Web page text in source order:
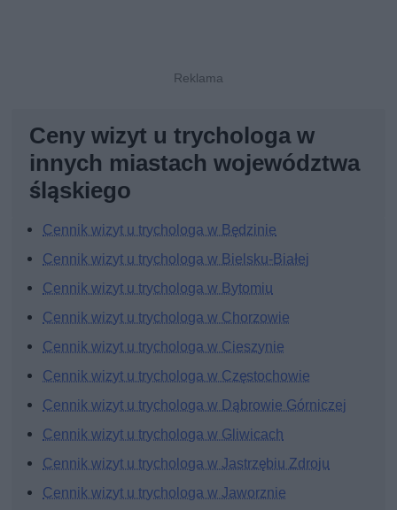
Ceny wizyt u trychologa w
innych miastach województwa
śląskiego
Cennik wizyt u trychologa w Będzinie
Cennik wizyt u trychologa w Bielsku-Białej
Cennik wizyt u trychologa w Bytomiu
Cennik wizyt u trychologa w Chorzowie
Cennik wizyt u trychologa w Cieszynie
Cennik wizyt u trychologa w Częstochowie
Cennik wizyt u trychologa w Dąbrowie Górniczej
Cennik wizyt u trychologa w Gliwicach
Cennik wizyt u trychologa w Jastrzębiu Zdroju
Cennik wizyt u trychologa w Jaworznie